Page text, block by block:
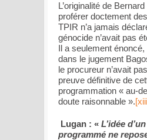
L’originalité de
proférer doctement
TPIR n’a jamais
génocide n’avait pas
Il a seulement
dans le jugement
le procureur n’avait
preuve définitive de
programmation « au-
doute raisonnable ».
Lugan : « L’idée
programmé ne